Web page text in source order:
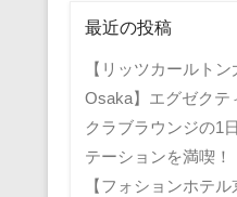
最近の投稿
【リッツカールト
Osaka】エグゼクテ
クラブラウンジの1
テーションを満喫！
【フォションホテ